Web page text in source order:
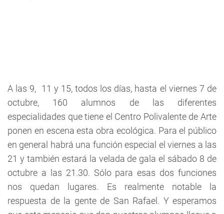
A las 9, 11 y 15, todos los días, hasta el viernes 7 de
octubre, 160 alumnos de las diferentes
especialidades que tiene el Centro Polivalente de Arte
ponen en escena esta obra ecológica. Para el público
en general habrá una función especial el viernes a las
21 y también estará la velada de gala el sábado 8 de
octubre a las 21.30. Sólo para esas dos funciones
nos quedan lugares. Es realmente notable la
respuesta de la gente de San Rafael. Y esperamos